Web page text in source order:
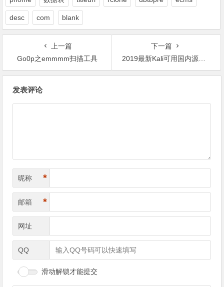
desc com blank
上一篇
Go0p之emmmm扫描工具
下一篇
2019最新Kali可用国内源更新sources.list
发表评论
昵称 *
邮箱 *
网址
QQ
滑动解锁才能提交